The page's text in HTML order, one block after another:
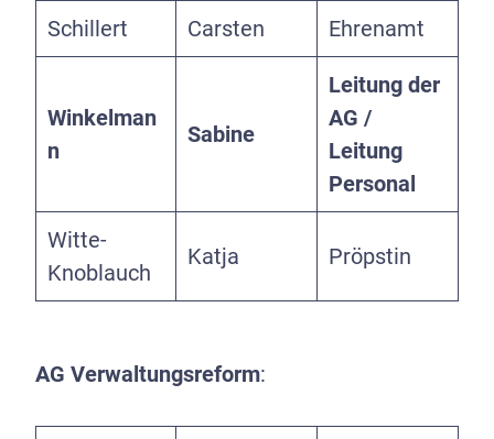
Schillert Carsten Ehrenamt
Winkelman
n
Sabine
Leitung der
AG /
Leitung
Personal
Witte-
Knoblauch
Katja Pröpstin
AG Verwaltungsreform: